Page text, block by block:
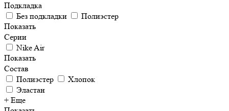
Подкладка
Без подкладки
Полиэстер
Показать
Серии
Nike Air
Показать
Состав
Полиэстер
Хлопок
Эластан
+ Еще